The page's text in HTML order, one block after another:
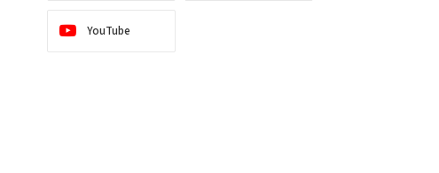
YouTube